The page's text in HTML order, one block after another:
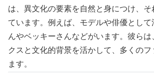
は、異文化の要素を自然と身につけ、
ています。例えば、モデルや俳優として
んやベッキーさんなどがいます。彼らは
クスと文化的背景を活かして、多くの
ます。